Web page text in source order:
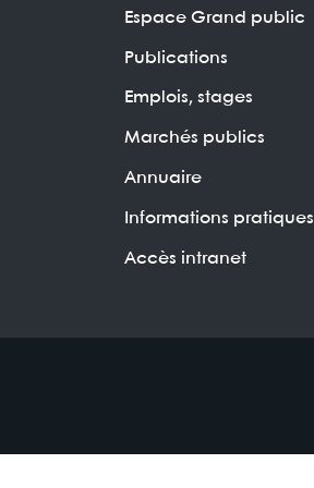
Espace Grand public
Publications
Emplois, stages
Marchés publics
Annuaire
Informations pratiques
Accès intranet